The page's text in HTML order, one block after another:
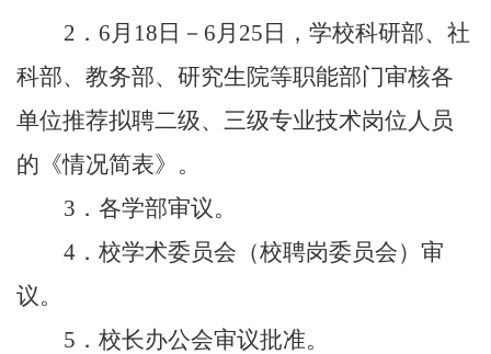
2 ． 6月 18 日－ 6月 25 日，学校科研部、社
科部、教务部、研究生院等职能部门审核各
单位推荐拟聘二级、三级专业技术岗位人员
的《情况简表》。
3 ．各学部审议。
4 ．校学术委员会（校聘岗委员会）审
议。
5 ．校长办公会审议批准。